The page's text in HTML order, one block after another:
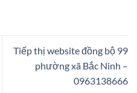
Tiếp thị website đồng bộ 99
phường xã Bắc Ninh –
0963138666